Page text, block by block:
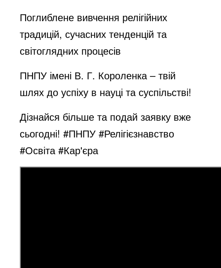
Поглиблене вивчення релігійних
традицій, сучасних тенденцій та
світоглядних процесів
ПНПУ імені В. Г. Короленка – твій
шлях до успіху в науці та суспільстві!
Дізнайся більше та подай заявку вже
сьогодні! #ПНПУ #Релігієзнавство
#Освіта #Кар'єра